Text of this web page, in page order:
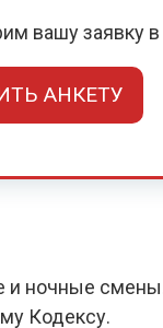
вашу заявку
АНКЕТУ
и ночные
Кодексу.